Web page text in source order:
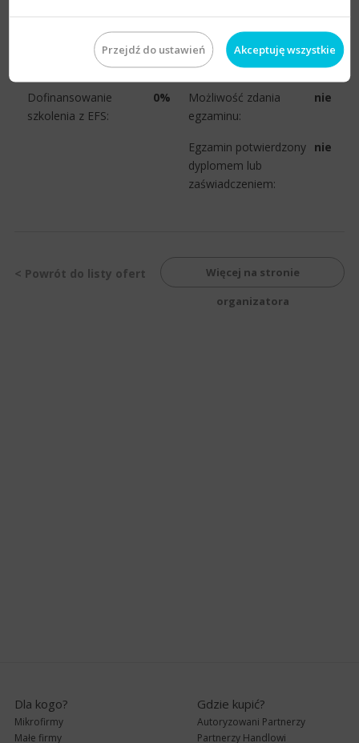
Dofinansowanie
szkolenia z EFS:
0%
Możliwość zdania
egzaminu:
nie
Egzamin potwierdzony
dyplomem lub
zaświadczeniem:
nie
Więcej na stronie
organizatora
< Powrót do listy ofert
Dla kogo?
Mikrofirmy
Małe firmy
Gdzie kupić?
Autoryzowani Partnerzy
Partnerzy Handlowi
Przejdź do ustawień Akceptuję wszystkie